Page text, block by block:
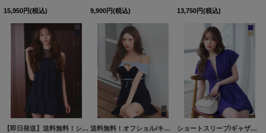
15,950円(税込) 9,900円(税込) 13,750円(税込)
【即日発送】送料無料！シアープリーツシフォンノースリーブミニドレス/キャバドレス【XS-Mサイズ/2カラー】[OF03]【YN】dzwfAG 送料無料！オフショル/キャミソール/谷間見せ/ウエストリボン/無地/プリーツスカート/Aライン/ミニドレス/キャバドレス【XS-Mサイズ/2カラー】[OF03]【YN】dzwsSK ショートスリーブ/ギャザー/ジップ/谷間見せ/ベルト/プリーツスカート/トレンチ生地/ミニドレス/キャバドレス【S-Mサイズ/2カラー】[OF03] 【YN】dzwsAG